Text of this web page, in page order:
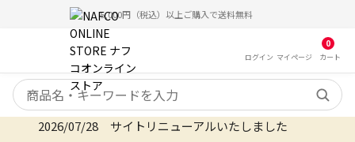
5,000円（税込）以上ご購入で送料無料
ログイン マイ ページ
0
カート
検索キーワード
2026/07/28 サイトリニューアルいたしました